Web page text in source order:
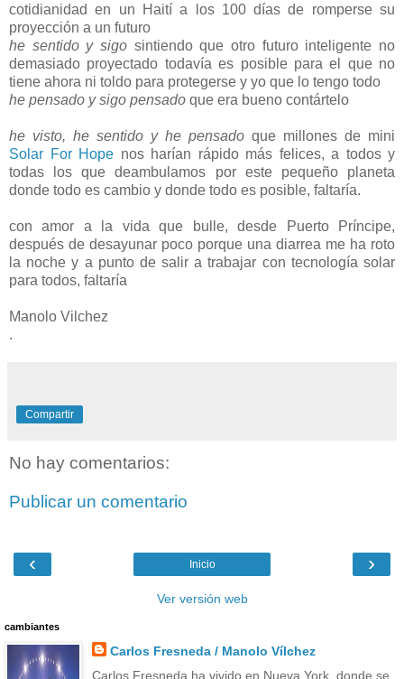
cotidianidad en un Haití a los 100 días de romperse su
proyección a un futuro
he sentido y sigo sintiendo que otro futuro inteligente no
demasiado proyectado todavía es posible para el que no
tiene ahora ni toldo para protegerse y yo que lo tengo todo
he pensado y sigo pensado que era bueno contártelo
he visto, he sentido y he pensado que millones de mini
Solar For Hope nos harían rápido más felices, a todos y
todas los que deambulamos por este pequeño planeta
donde todo es cambio y donde todo es posible, faltaría.
con amor a la vida que bulle, desde Puerto Príncipe,
después de desayunar poco porque una diarrea me ha roto
la noche y a punto de salir a trabajar con tecnología solar
para todos, faltaría
Manolo Vilchez
.
Compartir
No hay comentarios:
Publicar un comentario
‹ ›
Inicio
Ver versión web
cambiantes
Carlos Fresneda / Manolo Vílchez
Carlos Fresneda ha vivido en Nueva York, donde se